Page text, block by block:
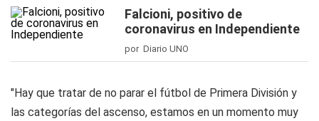
Falcioni, positivo de
coronavirus en Independiente
por Diario UNO
"Hay que tratar de no parar el fútbol de Primera División y
las categorías del ascenso, estamos en un momento muy